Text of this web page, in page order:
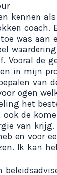
kennen
coach.
was aan
Vooral de
in mijn
van
ogen
het
de
van
en voor
Ik kan